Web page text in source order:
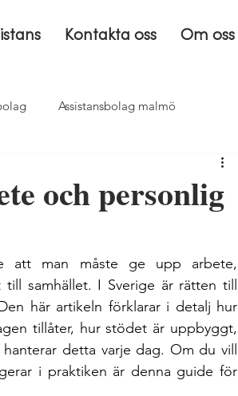
Kontakta oss Om oss
Assistansbolag malmö
och personlig
att man måste ge upp arbete,
samhället. I Sverige är rätten till
här artikeln förklarar i detalj hur
tillåter, hur stödet är uppbyggt,
detta varje dag. Om du vill
i praktiken är denna guide för